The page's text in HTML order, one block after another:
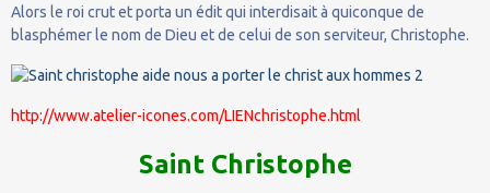
Alors le roi crut et porta un édit qui interdisait à quiconque de
blasphémer le nom de Dieu et de celui de son serviteur, Christophe.
http://www.atelier-icones.com/LIENchristophe.html
Saint Christophe